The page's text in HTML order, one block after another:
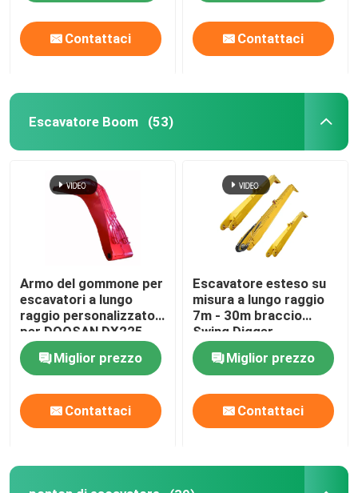
Contattaci Contattaci
Escavatore Boom (53)
Armo del gommone per
escavatori a lungo
raggio personalizzato
per DOOSAN DX225
DX470
Miglior prezzo
Contattaci
Escavatore esteso su
misura a lungo raggio
7m - 30m braccio
Swing Digger
Miglior prezzo
Contattaci